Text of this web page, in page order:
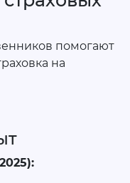
помогают
на